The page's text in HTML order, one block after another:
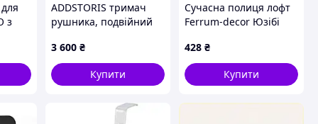
з
ADDSTORIS тримач
рушника, подвiйний
3 600 ₴
Купити
Сучасна полиця лофт
Ferrum-decor Юзібі
65C431M62
428 ₴
Купити